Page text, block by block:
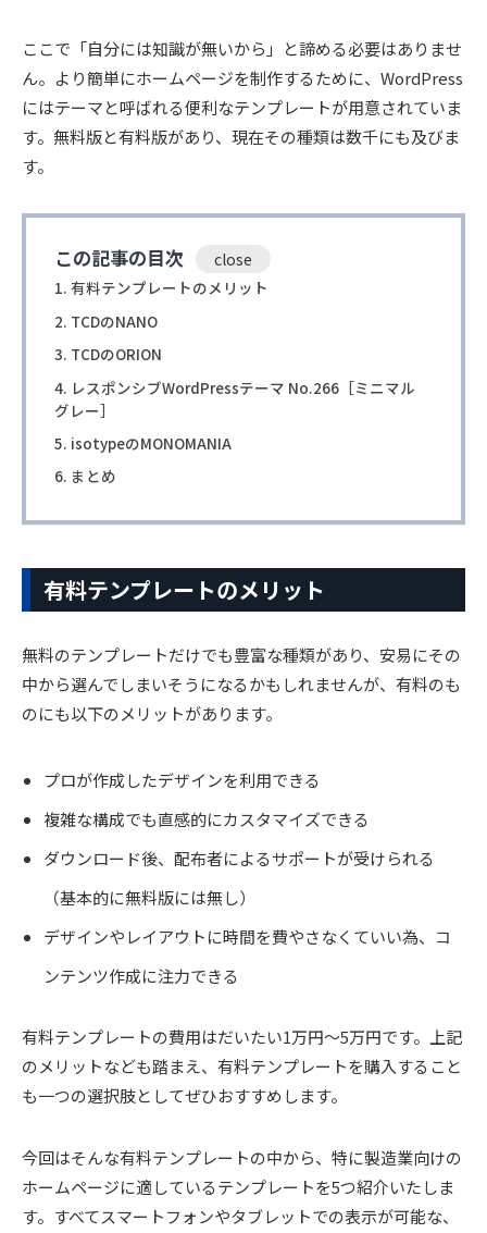
ここで「自分には知識が無いから」と諦める必要はありませ
ん。より簡単にホームページを制作するために、WordPress
にはテーマと呼ばれる便利なテンプレートが用意されていま
す。無料版と有料版があり、現在その種類は数千にも及びま
す。
この記事の目次
有料テンプレートのメリット
TCDのNANO
TCDのORION
レスポンシブWordPressテーマ No.266［ミニマル
グレー］
isotypeのMONOMANIA
まとめ
有料テンプレートのメリット
無料のテンプレートだけでも豊富な種類があり、安易にその
中から選んでしまいそうになるかもしれませんが、有料のも
のにも以下のメリットがあります。
プロが作成したデザインを利用できる
複雑な構成でも直感的にカスタマイズできる
ダウンロード後、配布者によるサポートが受けられる
（基本的に無料版には無し）
デザインやレイアウトに時間を費やさなくていい為、コ
ンテンツ作成に注力できる
有料テンプレートの費用はだいたい1万円〜5万円です。上記
のメリットなども踏まえ、有料テンプレートを購入すること
も一つの選択肢としてぜひおすすめします。
今回はそんな有料テンプレートの中から、特に製造業向けの
ホームページに適しているテンプレートを5つ紹介いたしま
す。すべてスマートフォンやタブレットでの表示が可能な、